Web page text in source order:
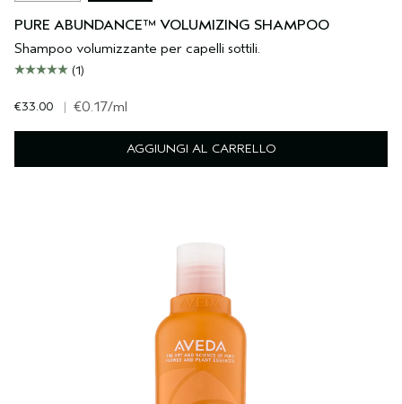
PURE ABUNDANCE™ VOLUMIZING SHAMPOO
Shampoo volumizzante per capelli sottili.
(1)
€33.00 | €0.17/ml
AGGIUNGI AL CARRELLO